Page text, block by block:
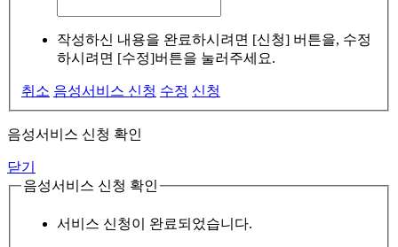
작성하신 내용을 완료하시려면 [신청] 버튼을, 수정
하시려면 [수정]버튼을 눌러주세요.
취소 음성서비스 신청 수정 신청
음성서비스 신청 확인
닫기
음성서비스 신청 확인
서비스 신청이 완료되었습니다.